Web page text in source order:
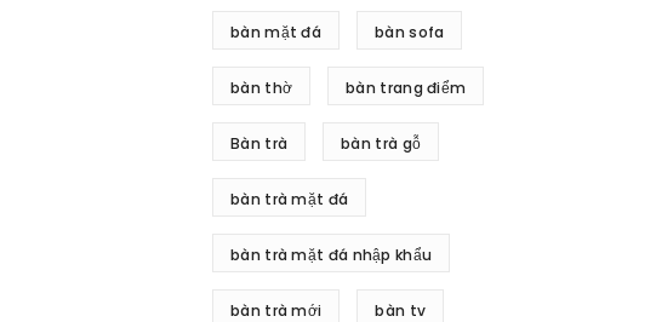
bàn mặt đá bàn sofa
bàn thờ bàn trang điểm
Bàn trà bàn trà gỗ
bàn trà mặt đá
bàn trà mặt đá nhập khẩu
bàn trà mới bàn tv